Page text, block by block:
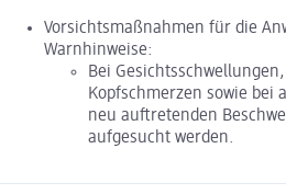
Vorsichtsmaßnahmen für die
Warnhinweise:
Bei
Kopfschmerzen sowie
neu auftretenden
aufgesucht werden.